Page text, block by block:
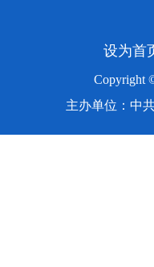
设为首
Copyright
主办单位：中